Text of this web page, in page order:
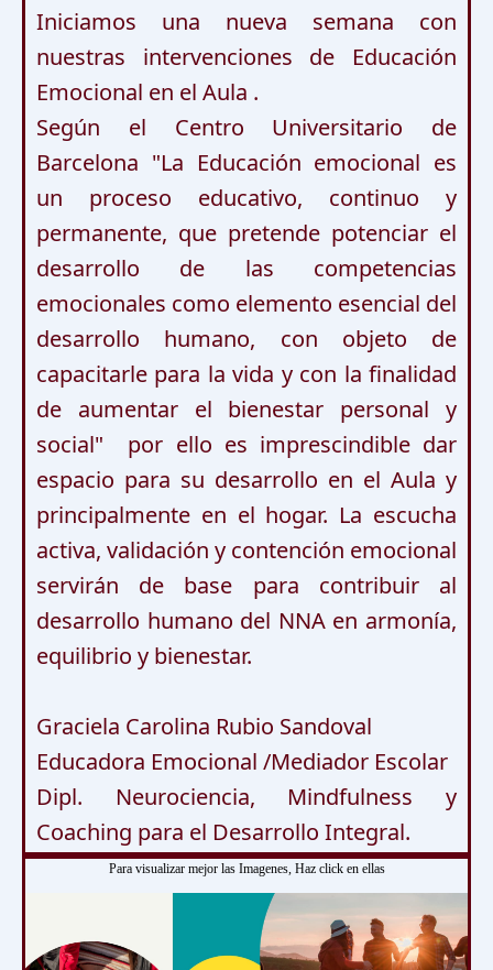
Iniciamos una nueva semana con
nuestras intervenciones de Educación
Emocional en el Aula .
Según el Centro Universitario de
Barcelona "La Educación emocional es
un proceso educativo, continuo y
permanente, que pretende potenciar el
desarrollo de las competencias
emocionales como elemento esencial del
desarrollo humano, con objeto de
capacitarle para la vida y con la finalidad
de aumentar el bienestar personal y
social"  por ello es imprescindible dar
espacio para su desarrollo en el Aula y
principalmente en el hogar. La escucha
activa, validación y contención emocional
servirán de base para contribuir al
desarrollo humano del NNA en armonía,
equilibrio y bienestar.
Graciela Carolina Rubio Sandoval
Educadora Emocional /Mediador Escolar
Dipl. Neurociencia, Mindfulness y
Coaching para el Desarrollo Integral.
Para visualizar mejor las Imagenes, Haz click en ellas